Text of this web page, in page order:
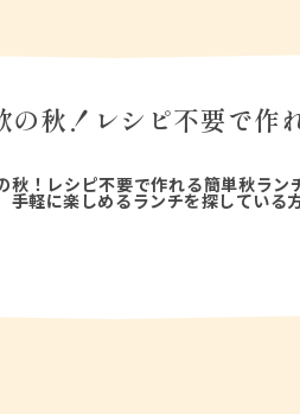
の秋！レシピ不要で作
秋！レシピ不要で作れる簡単秋ラ
手軽に楽しめるランチを探してい